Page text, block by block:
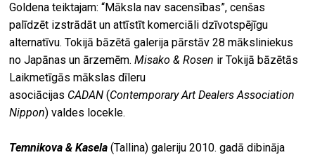
Goldena teiktajam: “Māksla nav sacensības”, cenšas
palīdzēt izstrādāt un attīstīt komerciāli dzīvotspējīgu
alternatīvu. Tokijā bāzētā galerija pārstāv 28 māksliniekus
no Japānas un ārzemēm.Misako & Rosen ir Tokijā bāzētās
Laikmetīgās mākslas dīleru
asociācijas CADAN (Contemporary Art Dealers Association
Nippon) valdes locekle.
Temnikova & Kasela (Tallina) galeriju 2010. gadā dibināja